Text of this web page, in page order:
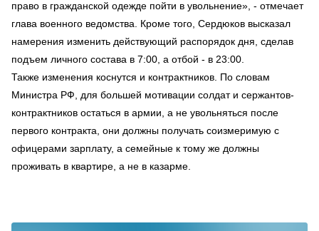
право в гражданской одежде пойти в увольнение», - отмечает
глава военного ведомства. Кроме того, Сердюков высказал
намерения изменить действующий распорядок дня, сделав
подъем личного состава в 7:00, а отбой - в 23:00.
Также изменения коснутся и контрактников. По словам
Министра РФ, для большей мотивации солдат и сержантов-
контрактников остаться в армии, а не увольняться после
первого контракта, они должны получать соизмеримую с
офицерами зарплату, а семейные к тому же должны
проживать в квартире, а не в казарме.